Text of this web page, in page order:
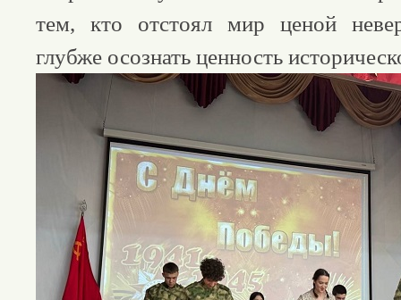
тем, кто отстоял мир ценой
глубже осознать ценность